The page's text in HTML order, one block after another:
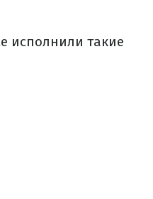
исполнили такие